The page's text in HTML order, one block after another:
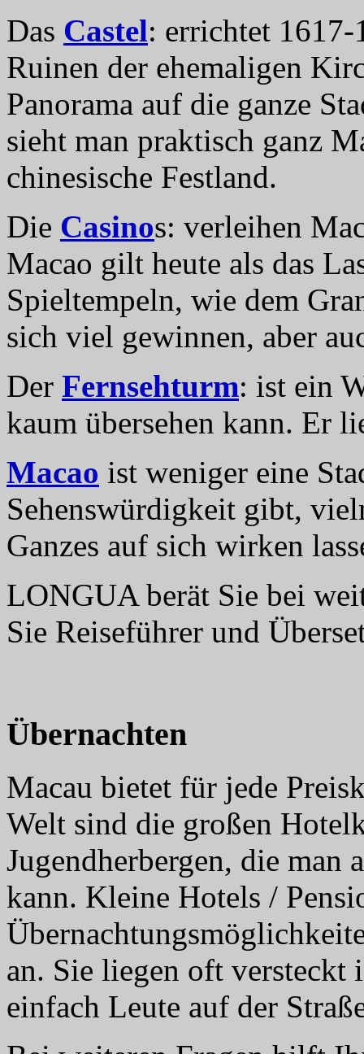
Das Castel: errichtet
Ruinen der ehemaligen
Panorama auf die ganze
sieht man praktisch ganz
chinesische Festland.
Die Casinos: verleihen
Macao gilt heute als das
Spieltempeln, wie dem
sich viel gewinnen, aber
Der Fernsehturm: ist ein
kaum übersehen kann. Er
Macao ist weniger eine
Sehenswürdigkeit gibt,
Ganzes auf sich wirken
LONGUA berät Sie bei
Sie Reiseführer und
Übernachten
Macau bietet für jede
Welt sind die großen
Jugendherbergen, die
kann. Kleine Hotels /
an. Sie liegen oft versteckt
einfach Leute auf der